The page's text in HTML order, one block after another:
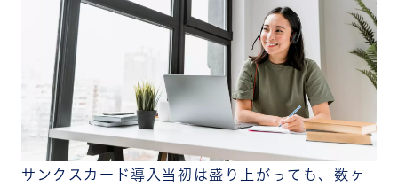
サンクスカード導入当初は盛り上がっても、数ヶ